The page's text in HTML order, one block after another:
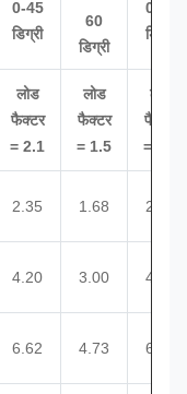
0-45
डिग्री
60
डिग्री
0-45
डिग्री
लोड
फैक्टर
= 2.1
लोड
फैक्टर
= 1.5
लोड
फैक्टर
= 2.1
2.35 1.68 2.35
4.20 3.00 4.20
6.62 4.73 6.62